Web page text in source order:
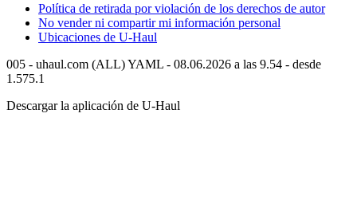
Política de retirada por violación de los derechos de autor
No vender ni compartir mi información personal
Ubicaciones de U-Haul
005 - uhaul.com (ALL) YAML - 08.06.2026 a las 9.54 - desde
1.575.1
Descargar la aplicación de U-Haul